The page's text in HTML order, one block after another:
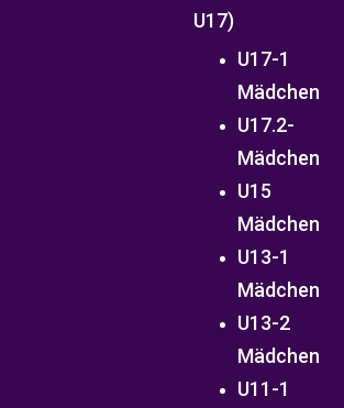
U17)
U17-1
Mädchen
U17.2-
Mädchen
U15
Mädchen
U13-1
Mädchen
U13-2
Mädchen
U11-1